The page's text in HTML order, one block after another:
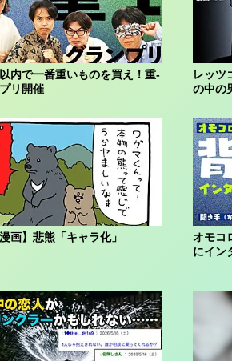
内で一番重いものを買え！重-
リ開催
レッツ
の中の
画】悲熊「キャラ化」
オモコ
にイン